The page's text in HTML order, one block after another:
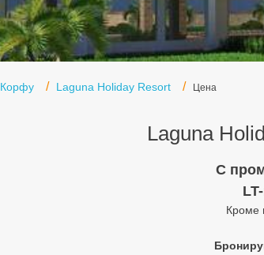
Корфу Laguna Holiday Resort Цена
Laguna
C
Кроме